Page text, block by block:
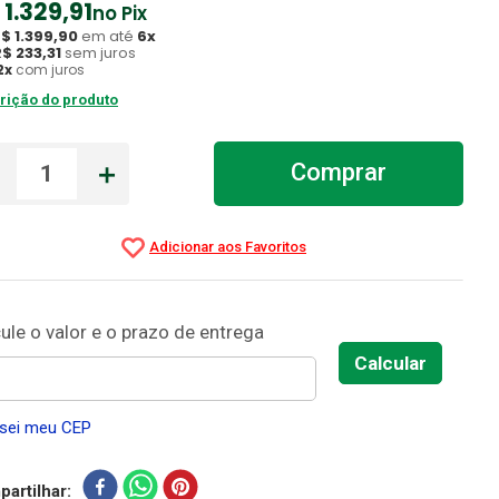
1.329,91no Pix
1.399,90em até 6x
233,31 sem juros
x com juros
do produto
＋ Comprar
meu CEP